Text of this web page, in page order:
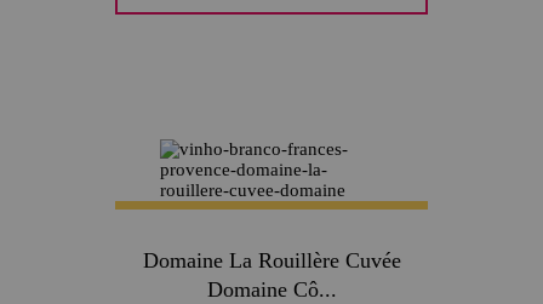
Domaine La Rouillère Cuvée
Domaine Cô...